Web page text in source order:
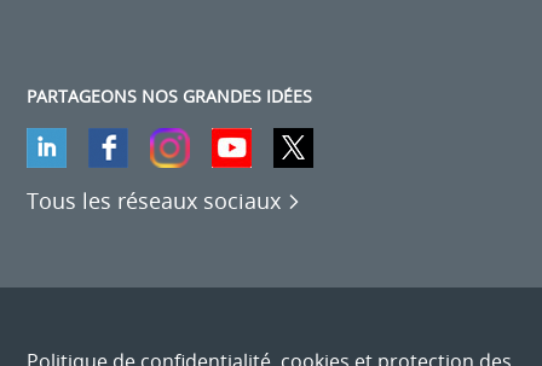
PARTAGEONS NOS GRANDES IDÉES
Tous les réseaux sociaux
Politique de confidentialité, cookies et protection des